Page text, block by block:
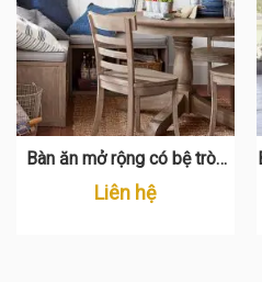
Bàn ăn mở rộng có bệ tròn
TN 0002
Liên hệ